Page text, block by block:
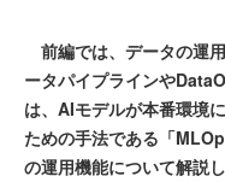
前編では、データの運
ータパイプラインや
は、AIモデルが本番環境
ための手法である「
の運用機能について解説